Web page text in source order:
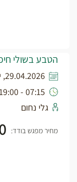
הטבע בשולי
29.04.2026, י"ב אייר תשפ"ו
07:15 - 19:00
גלי נחום
מחיר מפגש בודד: